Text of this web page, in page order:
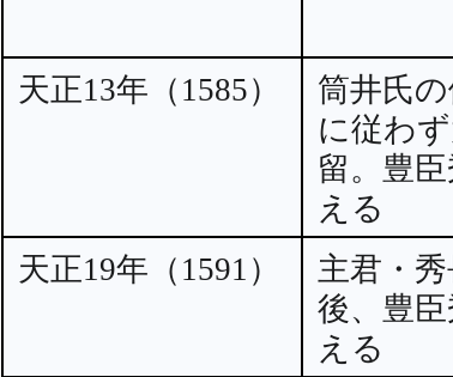
天正13年（1585）
筒井氏
に従わ
留。豊
える
天正19年（1591）
主君・
後、豊
える